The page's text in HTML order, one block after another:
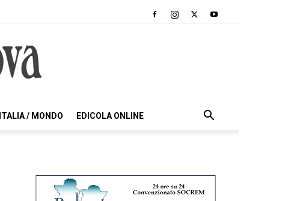
ITALIA / MONDO EDICOLA ONLINE